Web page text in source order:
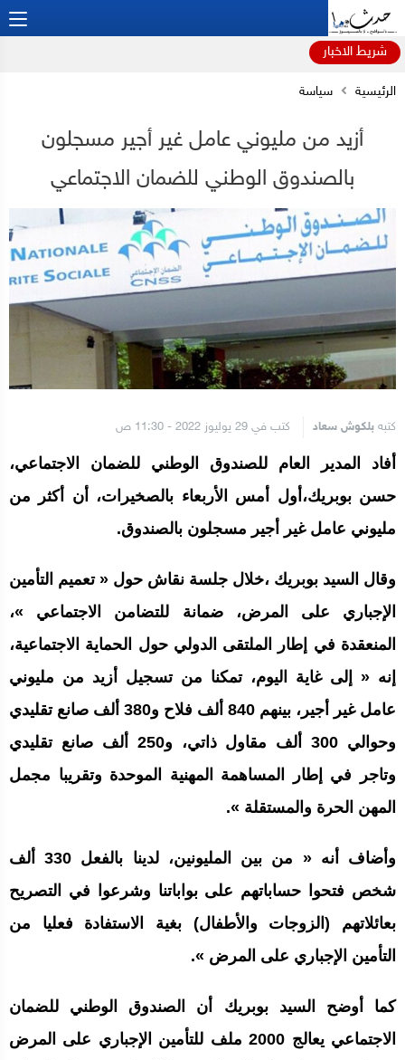
شريط الاخبار
الرئيسية سياسة
أزيد من مليوني عامل غير أجير مسجلون
بالصندوق الوطني للضمان الاجتماعي
كتبه بلكوش سعاد كتب في 29 يوليوز 2022 - 11:30 ص
أفاد المدير العام للصندوق الوطني للضمان الاجتماعي،
حسن بوبريك،أول أمس الأربعاء بالصخيرات، أن أكثر من
مليوني عامل غير أجير مسجلون بالصندوق.
وقال السيد بوبريك ،خلال جلسة نقاش حول « تعميم التأمين
الإجباري على المرض، ضمانة للتضامن الاجتماعي »،
المنعقدة في إطار الملتقى الدولي حول الحماية الاجتماعية،
إنه « إلى غاية اليوم، تمكنا من تسجيل أزيد من مليوني
عامل غير أجير، بينهم 840 ألف فلاح و380 ألف صانع تقليدي
وحوالي 300 ألف مقاول ذاتي، و250 ألف صانع تقليدي
وتاجر في إطار المساهمة المهنية الموحدة وتقريبا مجمل
المهن الحرة والمستقلة ».
وأضاف أنه « من بين المليونين، لدينا بالفعل 330 ألف
شخص فتحوا حساباتهم على بواباتنا وشرعوا في التصريح
بعائلاتهم (الزوجات والأطفال) بغية الاستفادة فعليا من
التأمين الإجباري على المرض ».
كما أوضح السيد بوبريك أن الصندوق الوطني للضمان
الاجتماعي يعالج 2000 ملف للتأمين الإجباري على المرض